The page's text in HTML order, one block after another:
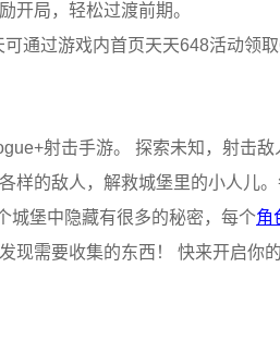
开局，轻松过渡前期。
通过游戏内首页天天648活动领取
射击手游。 探索未知，射击
样的敌人，解救城堡里的小人儿
城堡中隐藏有很多的秘密，每个角
现需要收集的东西！ 快来开启你的